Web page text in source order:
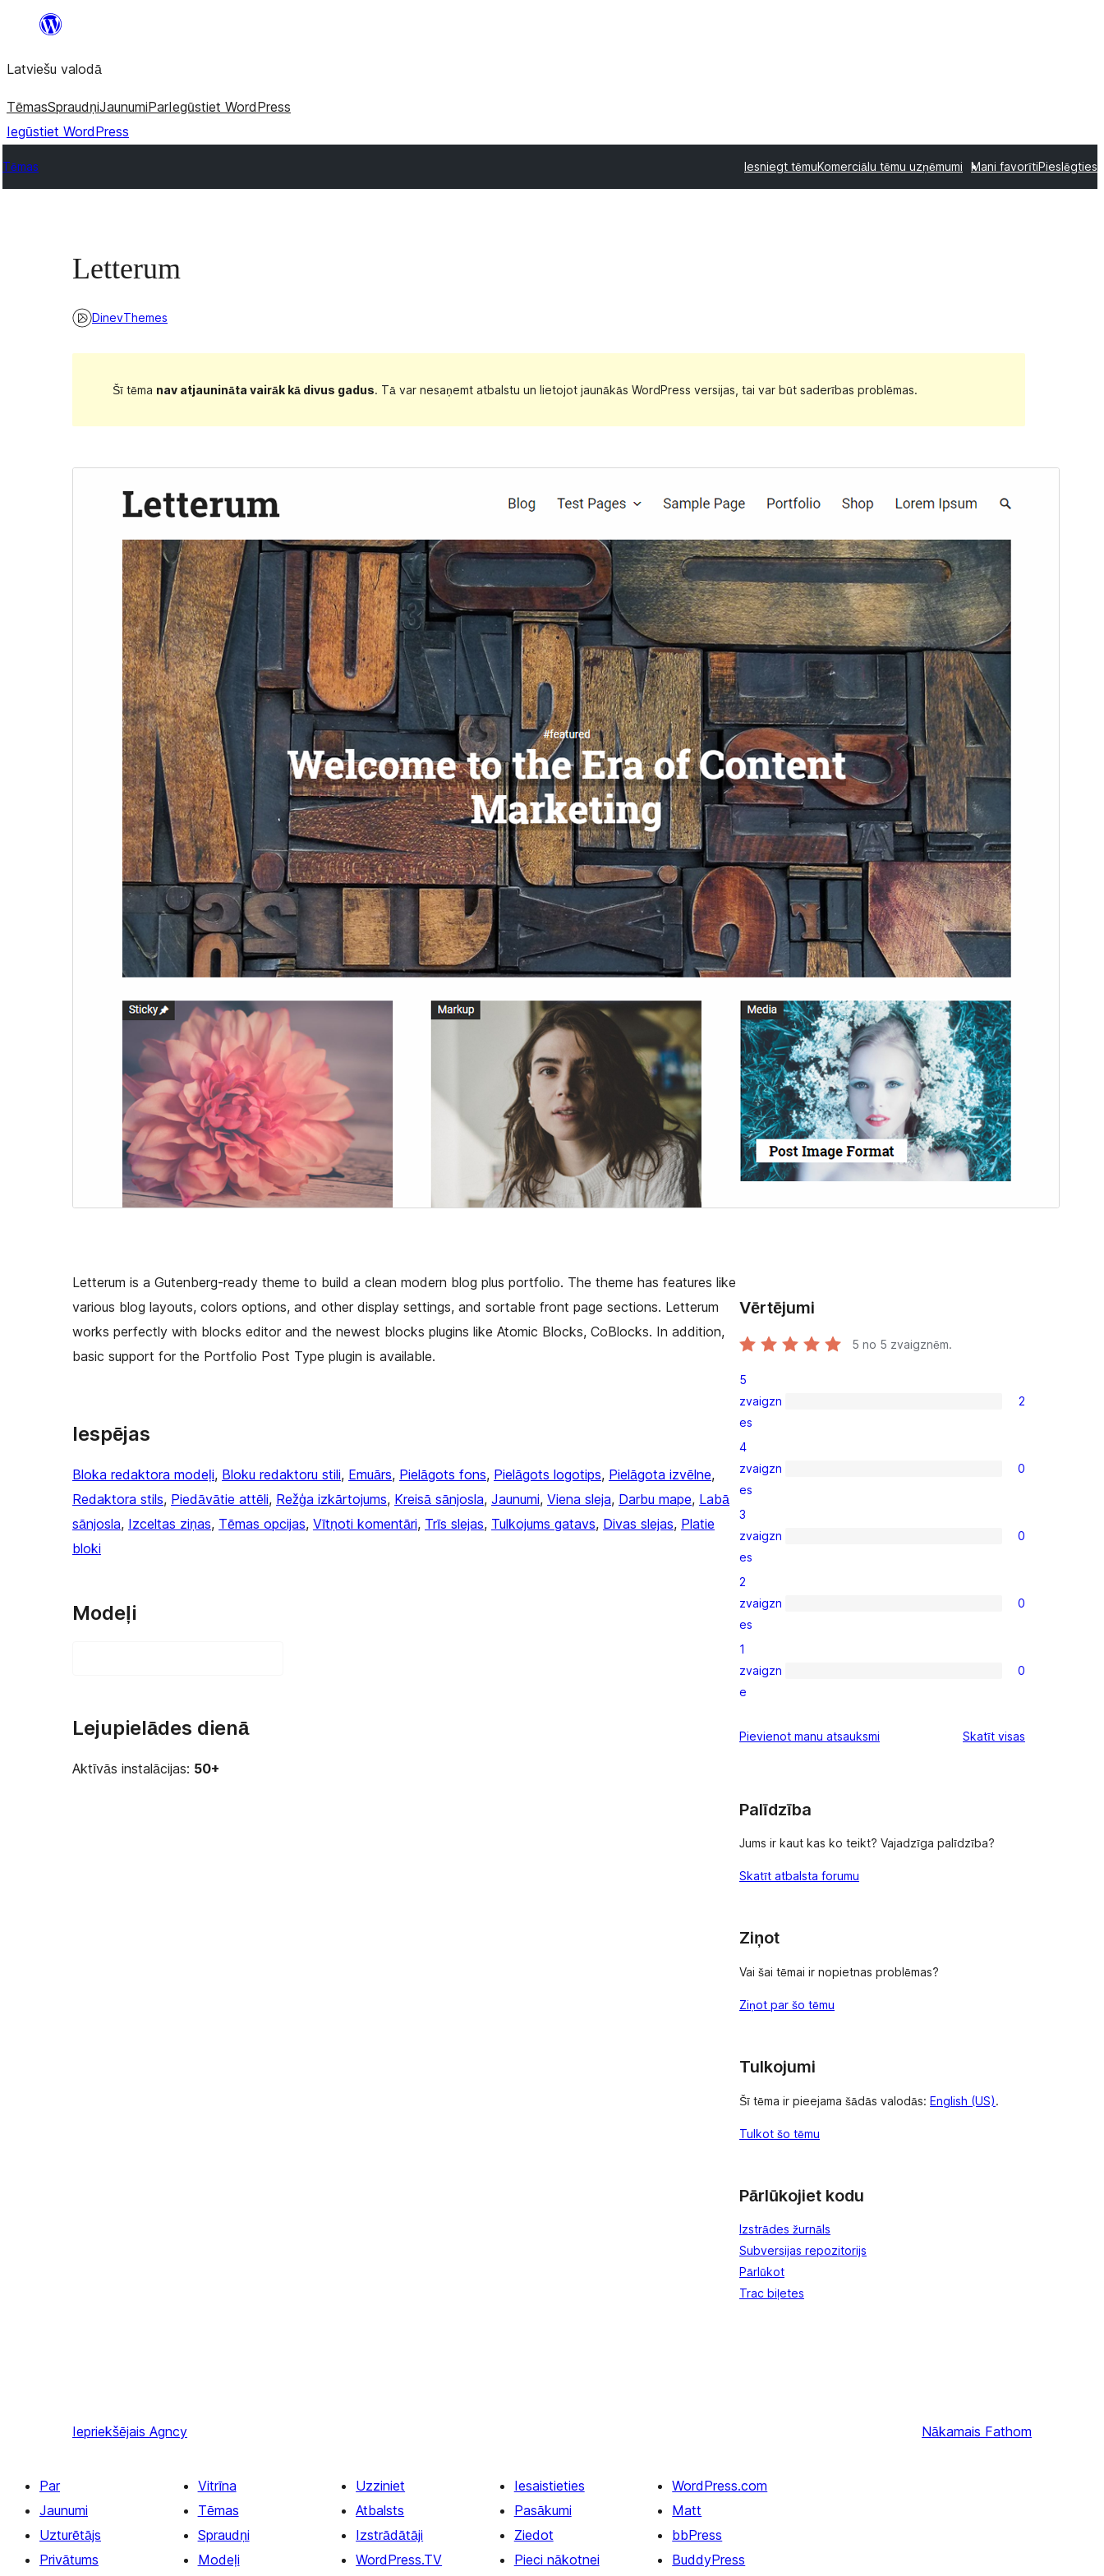
Pāriet
saturu
Latviešu valodā
TēmasSpraudņiJaunumiParIegūstiet WordPress
Iegūstiet WordPress
Tēmas Iesniegt tēmuKomerciālu tēmu uzņēmumi Mani favorītiPieslēgties
Letterum
DinevThemes
Šī tēma nav atjaunināta vairāk kā divus gadus. Tā var nesaņemt atbalstu un lietojot jaunākās WordPress versijas, tai var būt saderības problēmas.
Versija
1.3.0
Aktīvas instalācijas
PHP versija
Tēmas sākumlapa
Letterum is a Gutenberg-ready theme to build a clean modern blog plus portfolio. The theme has features like
various blog layouts, colors options, and other display settings, and sortable front page sections. Letterum
works perfectly with blocks editor and the newest blocks plugins like Atomic Blocks, CoBlocks. In addition,
basic support for the Portfolio Post Type plugin is available.
Iespējas
Bloka redaktora modeļi, Bloku redaktoru stili, Emuārs, Pielāgots fons, Pielāgots logotips, Pielāgota izvēlne
Redaktora stils, Piedāvātie attēli, Režģa izkārtojums, Kreisā sānjosla, Jaunumi, Viena sleja, Darbu mape, Labā
sānjosla, Izceltas ziņas, Tēmas opcijas, Vītņoti komentāri, Trīs slejas, Tulkojums gatavs, Divas slejas, Platie
bloki
Modeļi
Lejupielādes dienā
Aktīvās instalācijas: 50+
Vērtējumi
5 no 5 zvaigznēm.
2
5-
star
reviews
5
zvaigzn
es
2
0
4-
star
reviews
4
zvaigzn
es
0
0
3-
star
reviews
3
zvaigzn
es
0
0
2-
star
reviews
2
zvaigzn
es
0
0
1-
reviews
1
zvaigzn
e
0
Pievienot manu atsauksmi Skatīt visas
Palīdzība
Jums ir kaut kas ko teikt? Vajadzīga palīdzība?
Skatīt atbalsta forumu
Ziņot
Vai šai tēmai ir nopietnas problēmas?
Ziņot par šo tēmu
Tulkojumi
Šī tēma ir pieejama šādās valodās: English (US).
Tulkot šo tēmu
Pārlūkojiet kodu
Izstrādes žurnāls
Subversijas repozitorijs
Pārlūkot
Trac biļetes
Iepriekšējais Agncy Nākamais Fathom
Par
Jaunumi
Uzturētājs
Privātums
Vitrīna
Tēmas
Spraudņi
Modeļi
Uzziniet
Atbalsts
Izstrādātāji
WordPress.TV
Iesaistieties
Pasākumi
Ziedot
Pieci nākotnei
WordPress.com
Matt
bbPress
BuddyPress